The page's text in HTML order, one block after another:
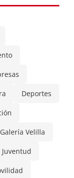
Deportes
Galería Velilla